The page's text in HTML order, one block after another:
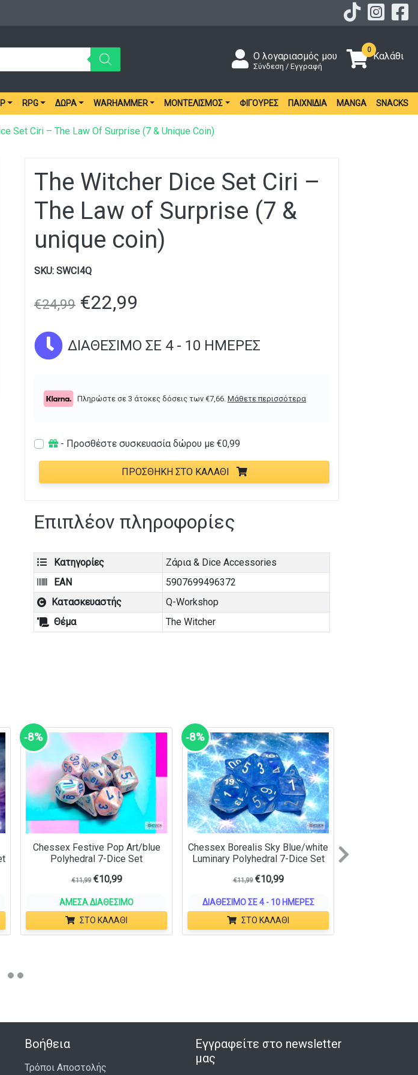
Ο λογαριασμός μου
Σύνδεση / Εγγραφή
0
Καλάθι
RPG ΔΏΡΑ WARHAMMER ΜΟΝΤΕΛΙΣΜΌΣ ΦΙΓΟΎΡΕΣ ΠΑΙΧΝΊΔΙΑ MANGA SNACKS
Set Ciri – The Law Of Surprise (7 & Unique Coin)
The Witcher Dice Set Ciri –
The Law of Surprise (7 &
unique coin)
SKU: SWCI4Q
€24,99 €22,99
ΔΙΑΘΈΣΙΜΟ ΣΕ 4 - 10 ΗΜΈΡΕΣ
Πληρώστε σε 3 άτοκες δόσεις των €7,66 Μάθετε περισσότερα
- Προσθέστε συσκευασία δώρου με €0,99
ΠΡΟΣΘΉΚΗ ΣΤΟ ΚΑΛΆΘΙ
Επιπλέον πληροφορίες
Κατηγορίες
Ζάρια & Dice Accessories
EAN
5907699496372
Κατασκευαστής
Q-Workshop
Θέμα
The Witcher
‑8%
Chessex Festive Pop Art/blue
Polyhedral 7-Dice Set
€11,99 €10,99
ΆΜΕΣΑ ΔΙΑΘΈΣΙΜΟ
ΣΤΟ ΚΑΛΆΘΙ
‑8%
Chessex Borealis Sky Blue/white
Luminary Polyhedral 7-Dice Set
€11,99 €10,99
ΔΙΑΘΈΣΙΜΟ ΣΕ 4 - 10 ΗΜΈΡΕΣ
ΣΤΟ ΚΑΛΆΘΙ
Next
Βοήθεια
Τρόποι Αποστολής
Εγγραφείτε στο newsletter
μας